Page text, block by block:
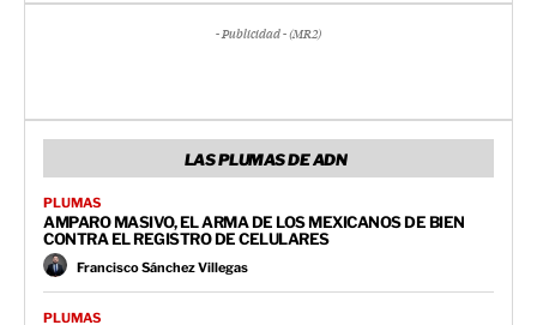
- Publicidad - (MR2)
LAS PLUMAS DE ADN
PLUMAS
AMPARO MASIVO, EL ARMA DE LOS MEXICANOS DE BIEN
CONTRA EL REGISTRO DE CELULARES
Francisco Sánchez Villegas
PLUMAS